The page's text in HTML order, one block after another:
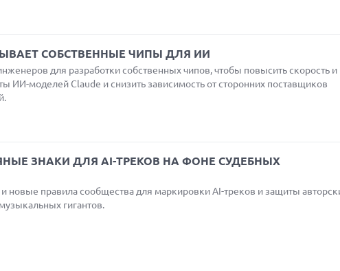
СОБСТВЕННЫЕ ЧИПЫ ДЛЯ ИИ
для разработки собственных чипов, чтобы повысить скорость и
ИИ-моделей Claude и снизить зависимость от сторонних поставщиков
ЗНАКИ ДЛЯ AI-ТРЕКОВ НА ФОНЕ СУДЕБНЫХ
новые правила сообщества для маркировки AI-треков и защиты
гигантов.